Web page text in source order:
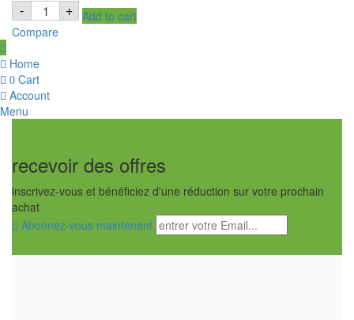
- Nandhi
White
Rice
Flour
1kg,
White
Rice
Flour
quantity
+ Add to cart
Compare
Home
0 Cart
Account
Menu
recevoir des offres
inscrivez-vous et bénéficiez d'une réduction sur votre prochain
achat
Abonnez-vous maintenant